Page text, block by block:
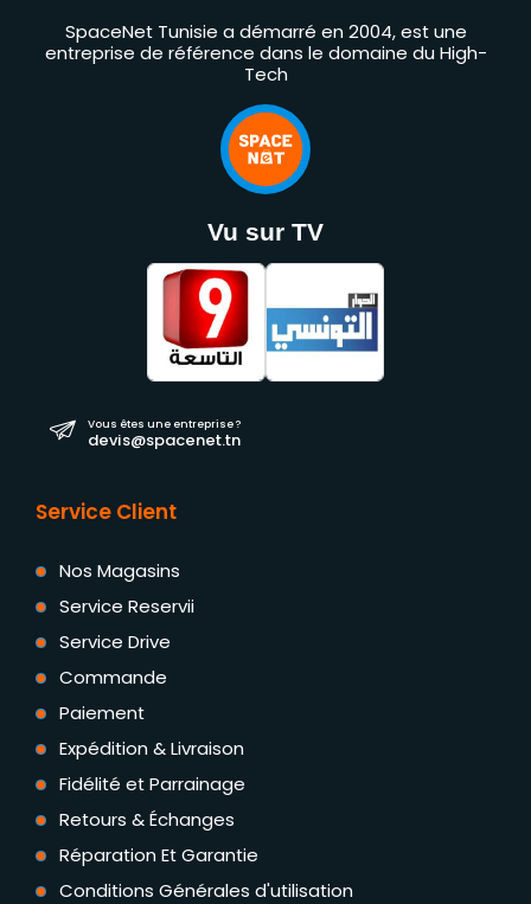
SpaceNet Tunisie a démarré en 2004, est une
entreprise de référence dans le domaine du High-
Tech
Vu sur TV
Vous êtes une entreprise ?
devis@spacenet.tn
Service Client
Nos Magasins
Service Reservii
Service Drive
Commande
Paiement
Expédition & Livraison
Fidélité et Parrainage
Retours & Échanges
Réparation Et Garantie
Conditions Générales d'utilisation